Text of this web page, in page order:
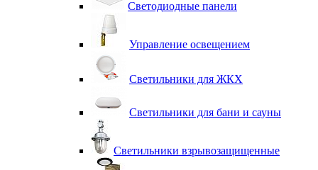
Светодиодные панели
Управление освещением
Светильники для ЖКХ
Светильники для бани и сауны
Светильники взрывозащищенные